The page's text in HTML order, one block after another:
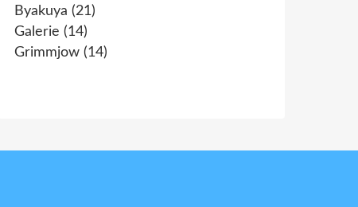
Byakuya (21)
Galerie (14)
Grimmjow (14)